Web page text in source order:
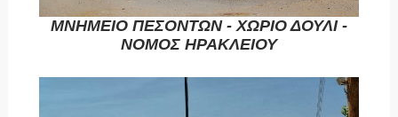
ΜΝΗΜΕΙΟ ΠΕΣΟΝΤΩΝ - ΧΩΡΙΟ ΔΟΥΛΙ -
ΝΟΜΟΣ ΗΡΑΚΛΕΙΟΥ